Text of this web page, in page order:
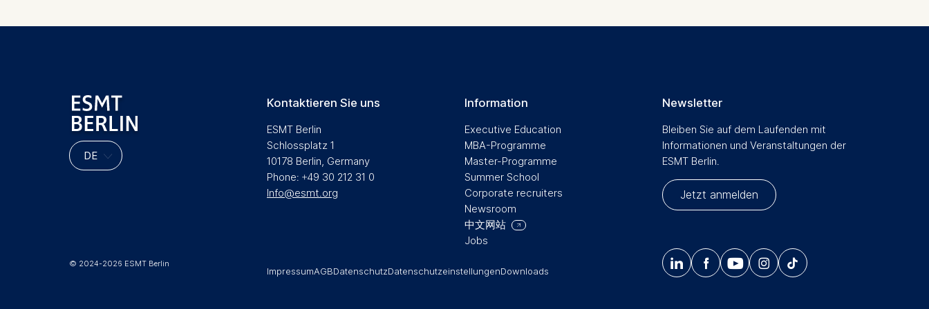
Kontaktieren Sie uns
ESMT Berlin
Schlossplatz 1
10178 Berlin, Germany
Phone: +49 30 212 31 0
Info@esmt.org
Information
Executive Education
MBA-Programme
Master-Programme
Summer School
Corporate recruiters
Newsroom
中文网站
Jobs
Newsletter
Bleiben Sie auf dem Laufenden mit
Informationen und Veranstaltungen der
ESMT Berlin.
Jetzt anmelden
© 2024-2026 ESMT Berlin
ImpressumAGBDatenschutzDatenschutzeinstellungenDownloads     𝄞